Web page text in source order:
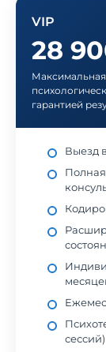
VIP
28
гарантией
Выезд
Полная
сессий)